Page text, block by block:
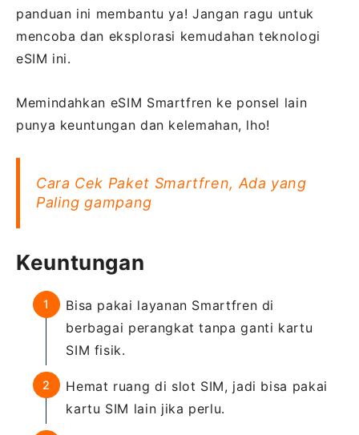
panduan ini membantu ya! Jangan ragu untuk
mencoba dan eksplorasi kemudahan teknologi
eSIM ini.
Memindahkan eSIM Smartfren ke ponsel lain
punya keuntungan dan kelemahan, lho!
Cara Cek Paket Smartfren, Ada yang
Paling gampang
Keuntungan
Bisa pakai layanan Smartfren di
berbagai perangkat tanpa ganti kartu
SIM fisik.
Hemat ruang di slot SIM, jadi bisa pakai
kartu SIM lain jika perlu.